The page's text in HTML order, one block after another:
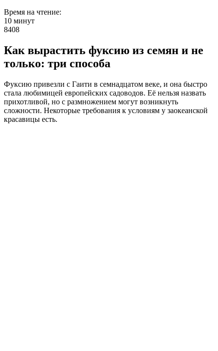
Время на чтение:
10 минут
8408
Как вырастить фуксию из семян и не
только: три способа
Фуксию привезли с Гаити в семнадцатом веке, и она быстро
стала любимицей европейских садоводов. Её нельзя назвать
прихотливой, но с размножением могут возникнуть
сложности. Некоторые требования к условиям у заокеанской
красавицы есть.